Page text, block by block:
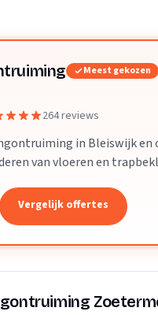
Meest gekozen
264 reviews
in Bleiswijk en
van vloeren en
Vergelijk offertes